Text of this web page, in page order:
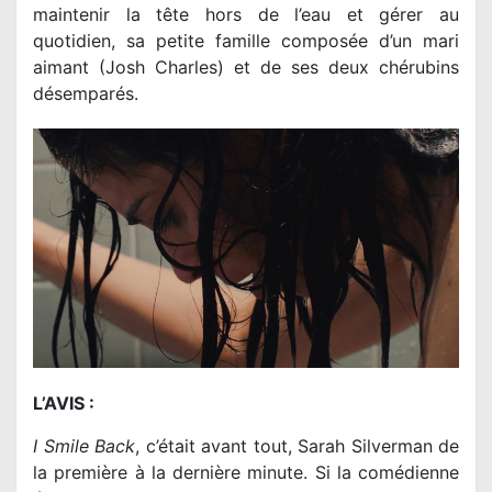
maintenir la tête hors de l’eau et gérer au
quotidien, sa petite famille composée d’un mari
aimant (Josh Charles) et de ses deux chérubins
désemparés.
L’AVIS :
I Smile Back, c’était avant tout, Sarah Silverman de
la première à la dernière minute. Si la comédienne